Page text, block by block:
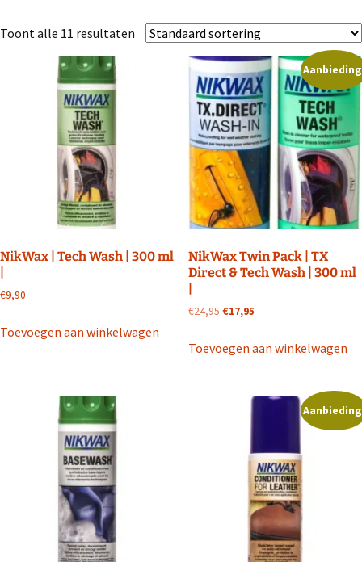
Toont alle 11 resultaten
NikWax | Tech Wash | 300 ml
€9,90
Toevoegen aan winkelwagen
NikWax Twin Pack | TX
Direct & Tech Wash | 300 ml
€24,95Oorspronkelijke
€24,95.
€17,95Huidige
Toevoegen aan winkelwagen